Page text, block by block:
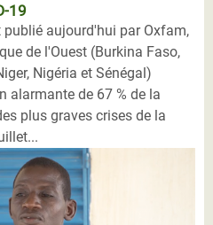
19
aujourd'hui par Oxfam,
de l'Ouest (Burkina Faso,
Nigéria et Sénégal)
alarmante de 67 % de la
plus graves crises de la